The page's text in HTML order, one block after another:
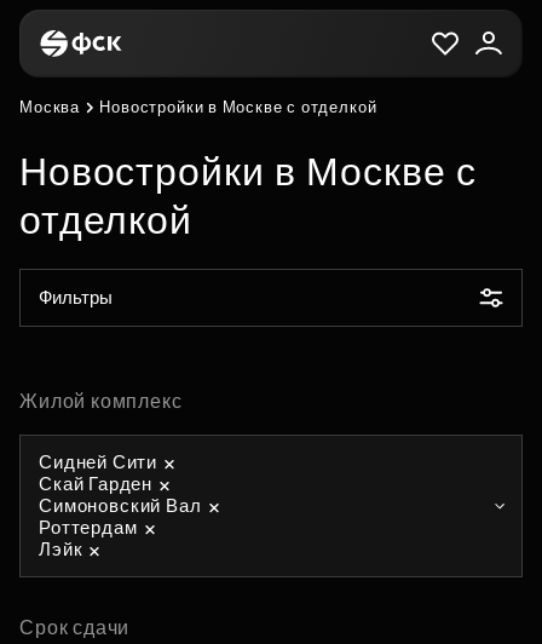
Москва Новостройки в Москве с отделкой
Новостройки в Москве с
отделкой
Фильтры
Жилой комплекс
Сидней Сити
Скай Гарден
Симоновский Вал
Роттердам
Лэйк
Срок сдачи